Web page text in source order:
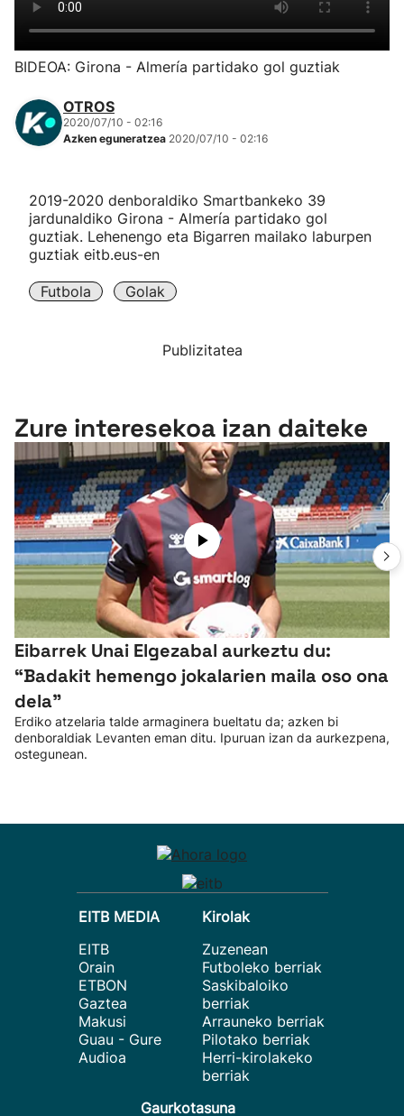
Herri-kirolak
Eskubaloia
Kirolak 360
Mendi-lasterketak
BIDEOA: Girona - Almería partidako gol guztiak
OTROS
2020/07/10 - 02:16
Azken eguneratzea 2020/07/10 - 02:16
2019-2020 denboraldiko Smartbankeko 39
jardunaldiko Girona - Almería partidako gol
guztiak. Lehenengo eta Bigarren mailako laburpen
guztiak eitb.eus-en
Futbola Golak
Publizitatea
Zure interesekoa izan daiteke
Eibarrek Unai Elgezabal aurkeztu du:
“Badakit hemengo jokalarien maila oso ona
dela”
Erdiko atzelaria talde armaginera bueltatu da; azken bi
denboraldiak Levanten eman ditu. Ipuruan izan da aurkezpena,
ostegunean.
EITB MEDIA
EITB
Orain
ETBON
Gaztea
Makusi
Guau - Gure
Audioa
Kirolak
Zuzenean
Futboleko berriak
Saskibaloiko
berriak
Arrauneko berriak
Pilotako berriak
Herri-kirolakeko
berriak
Gaurkotasuna